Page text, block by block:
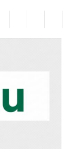
SociétéÉconomie
Tech